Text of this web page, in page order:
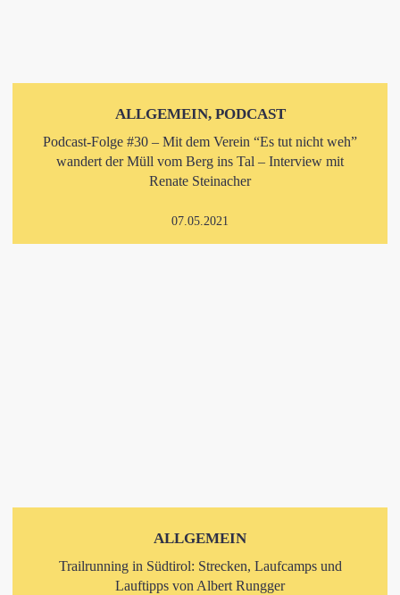
ALLGEMEIN, PODCAST
Podcast-Folge #30 – Mit dem Verein “Es tut nicht weh”
wandert der Müll vom Berg ins Tal – Interview mit
Renate Steinacher
07.05.2021
ALLGEMEIN
Trailrunning in Südtirol: Strecken, Laufcamps und
Lauftipps von Albert Rungger